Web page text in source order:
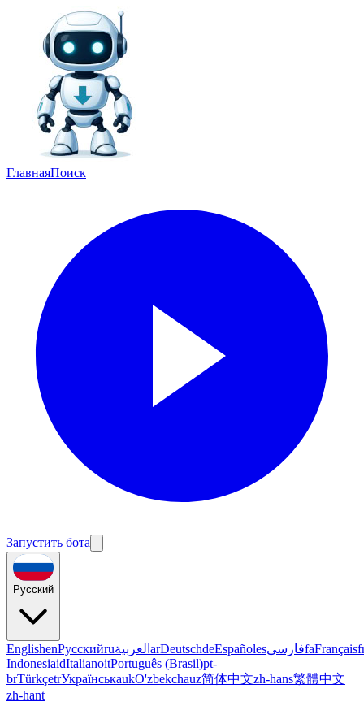
ГлавнаяПоиск
Запустить бота
Русский
EnglishenРусскийruالعربية arDeutschdeEspañolesفارسیfaFrançais
IndonesiaidItalianoitPortuguês (Brasil)pt-
brTürkçetrУкраїнськаukO'zbekchauz简体中文zh-hans繁體中文
zh-hant